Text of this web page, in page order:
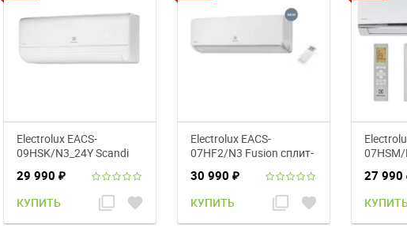
Electrolux EACS-
09HSK/N3_24Y Scandi
29 990 ₽
КУПИТЬ filter_none favorite
Electrolux EACS-
07HF2/N3 Fusion сплит-
30 990 ₽
КУПИТЬ filter_none favorite
27 990